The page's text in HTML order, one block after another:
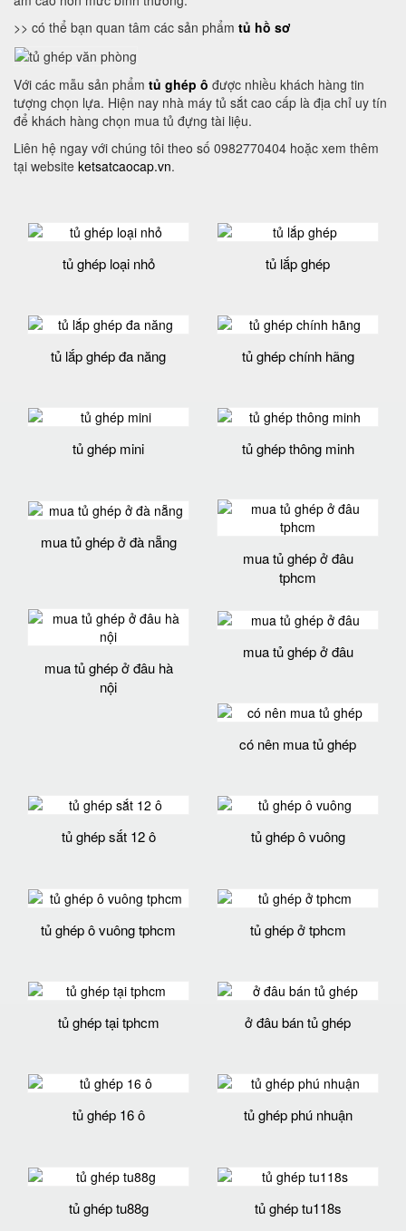
>> có thể bạn quan tâm các sản phẩm tủ hồ sơ
Với các mẫu sản phẩm tủ ghép ô được nhiều khách hàng tin
tượng chọn lựa. Hiện nay nhà máy tủ sắt cao cấp là địa chỉ uy tín
để khách hàng chọn mua tủ đựng tài liệu.
Liên hệ ngay với chúng tôi theo số 0982770404 hoặc xem thêm
tại website ketsatcaocap.vn.
tủ ghép loại nhỏ tủ lắp ghép
tủ lắp ghép đa năng tủ ghép chính hãng
tủ ghép mini tủ ghép thông minh
mua tủ ghép ở đà nẵng
mua tủ ghép ở đâu
tphcm
mua tủ ghép ở đâu hà
nội
mua tủ ghép ở đâu
có nên mua tủ ghép
tủ ghép sắt 12 ô tủ ghép ô vuông
tủ ghép ô vuông tphcm tủ ghép ở tphcm
tủ ghép tại tphcm ở đâu bán tủ ghép
tủ ghép 16 ô tủ ghép phú nhuận
tủ ghép tu88g tủ ghép tu118s